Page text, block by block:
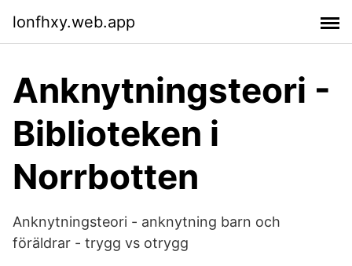
lonfhxy.web.app
Anknytningsteori -
Biblioteken i
Norrbotten
Anknytningsteori - anknytning barn och
föräldrar - trygg vs otrygg